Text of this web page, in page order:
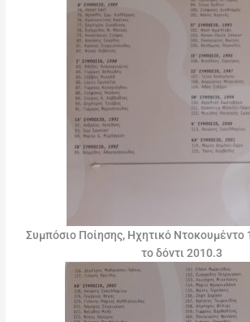
Συμπόσιο Ποίησης, Ηχητικό Ντοκουμέντο
το δόντι 2010.3